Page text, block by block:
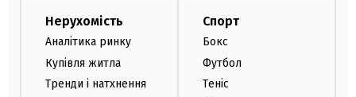
Нерухомість
Аналітика ринку
Купівля житла
Тренди і натхнення
Спорт
Бокс
Футбол
Теніс